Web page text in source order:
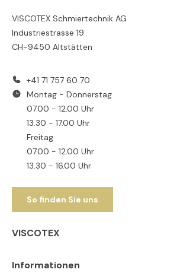
VISCOTEX Schmiertechnik AG
Industriestrasse 19
CH-9450 Altstätten
+41 71 757 60 70
Montag - Donnerstag
07.00 - 12.00 Uhr
13.30 - 17.00 Uhr
Freitag
07.00 - 12.00 Uhr
13.30 - 16.00 Uhr
So finden Sie uns
VISCOTEX
Informationen